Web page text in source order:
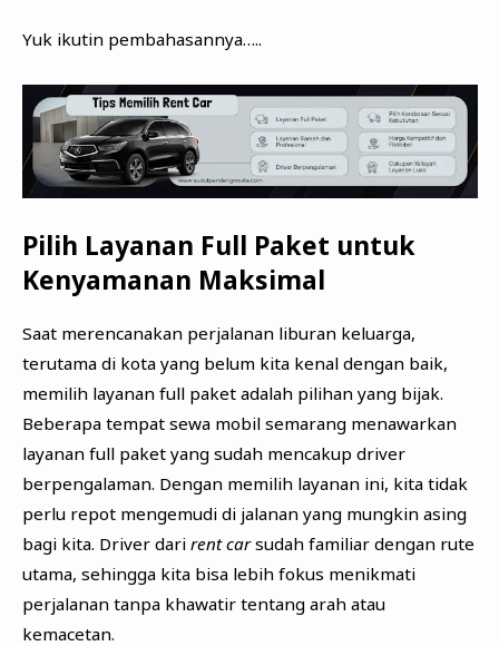
Yuk ikutin pembahasannya…..
Pilih Layanan Full Paket untuk
Kenyamanan Maksimal
Saat merencanakan perjalanan liburan keluarga,
terutama di kota yang belum kita kenal dengan baik,
memilih layanan full paket adalah pilihan yang bijak.
Beberapa tempat sewa mobil semarang menawarkan
layanan full paket yang sudah mencakup driver
berpengalaman. Dengan memilih layanan ini, kita tidak
perlu repot mengemudi di jalanan yang mungkin asing
bagi kita. Driver dari rent carsudah familiar dengan rute
utama, sehingga kita bisa lebih fokus menikmati
perjalanan tanpa khawatir tentang arah atau
kemacetan.